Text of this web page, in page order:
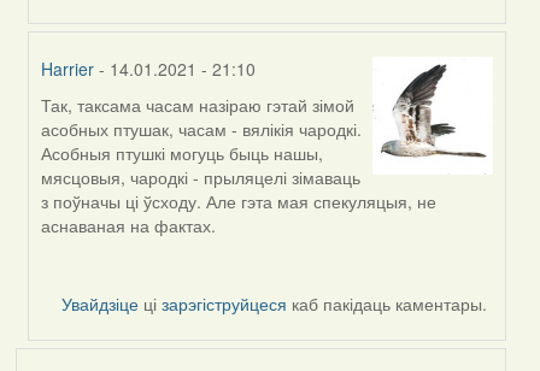
Harrier - 14.01.2021 - 21:10
In
reply
to
by
Lighty
Так, таксама часам назіраю гэтай зімой
асобных птушак, часам - вялікія чародкі.
Асобныя птушкі могуць быць нашы,
мясцовыя, чародкі - прыляцелі зімаваць
з поўначы ці ўсходу. Але гэта мая спекуляцыя, не
аснаваная на фактах.
Увайдзіце цізарэгіструйцеся каб пакідаць каментары.